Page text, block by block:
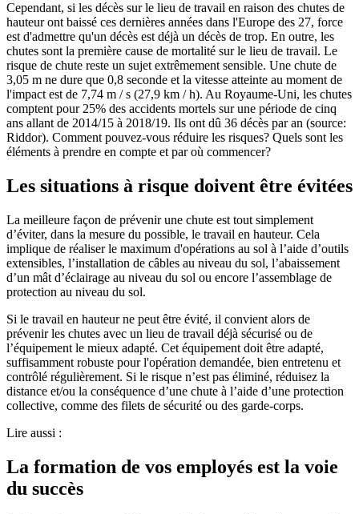
Cependant, si les décès sur le lieu de travail en raison des chutes de
hauteur ont baissé ces dernières années dans l'Europe des 27, force
est d'admettre qu'un décès est déjà un décès de trop. En outre, les
chutes sont la première cause de mortalité sur le lieu de travail. Le
risque de chute reste un sujet extrêmement sensible. Une chute de
3,05 m ne dure que 0,8 seconde et la vitesse atteinte au moment de
l'impact est de 7,74 m / s (27,9 km / h). Au Royaume-Uni, les chutes
comptent pour 25% des accidents mortels sur une période de cinq
ans allant de 2014/15 à 2018/19. Ils ont dû 36 décès par an (source:
Riddor). Comment pouvez-vous réduire les risques? Quels sont les
éléments à prendre en compte et par où commencer?
Les situations à risque doivent être évitées
La meilleure façon de prévenir une chute est tout simplement
d’éviter, dans la mesure du possible, le travail en hauteur. Cela
implique de réaliser le maximum d'opérations au sol à l’aide d’outils
extensibles, l’installation de câbles au niveau du sol, l’abaissement
d’un mât d’éclairage au niveau du sol ou encore l’assemblage de
protection au niveau du sol.
Si le travail en hauteur ne peut être évité, il convient alors de
prévenir les chutes avec un lieu de travail déjà sécurisé ou de
l’équipement le mieux adapté. Cet équipement doit être adapté,
suffisamment robuste pour l'opération demandée, bien entretenu et
contrôlé régulièrement. Si le risque n’est pas éliminé, réduisez la
distance et/ou la conséquence d’une chute à l’aide d’une protection
collective, comme des filets de sécurité ou des garde-corps.
Lire aussi :
La formation de vos employés est la voie
du succès